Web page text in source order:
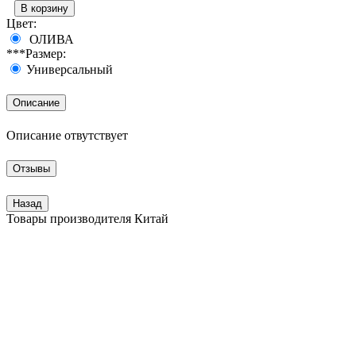
Цвет:
ОЛИВА
***Размер:
Универсальный
Описание
Описание отвутствует
Отзывы
Назад
Товары производителя Китай